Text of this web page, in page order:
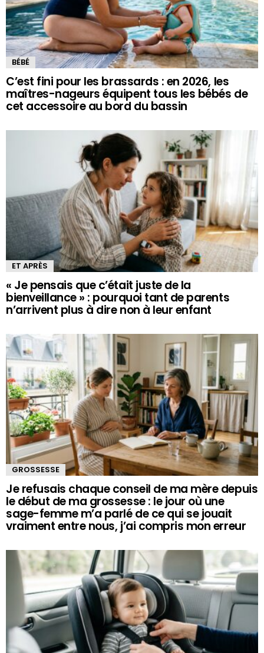
BÉBÉ
C’est fini pour les brassards : en 2026, les
maîtres-nageurs équipent tous les bébés de
cet accessoire au bord du bassin
ET APRÈS
« Je pensais que c’était juste de la
bienveillance » : pourquoi tant de parents
n’arrivent plus à dire non à leur enfant
GROSSESSE
Je refusais chaque conseil de ma mère depuis
le début de ma grossesse : le jour où une
sage-femme m’a parlé de ce qui se jouait
vraiment entre nous, j’ai compris mon erreur